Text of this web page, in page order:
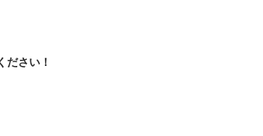
さい！